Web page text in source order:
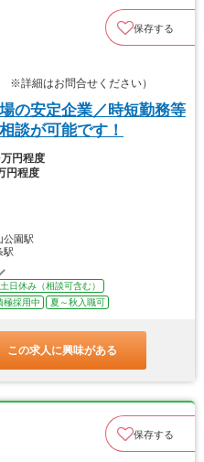
保存する
※詳細はお問合せください）
の安定企業／時短勤務等
談が可能です！
円程度
円程度
公園駅
駅
土日休み（相談可含む）
極採用中 夏～秋入職可
この求人に興味がある
保存する